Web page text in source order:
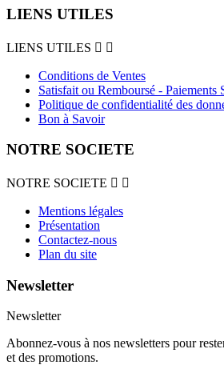
LIENS UTILES
LIENS UTILES  
Conditions de Ventes
Satisfait ou Remboursé - Paiements
Politique de confidentialité des
Bon à Savoir
NOTRE SOCIETE
NOTRE SOCIETE  
Mentions légales
Présentation
Contactez-nous
Plan du site
Newsletter
Newsletter
Abonnez-vous à nos newsletters pour
et des promotions.